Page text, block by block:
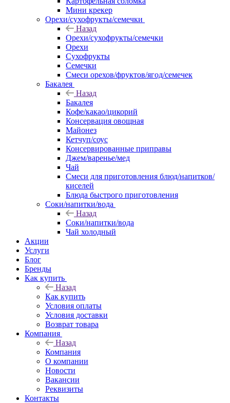
Мини крекер
Орехи/сухофрукты/семечки
Назад
Орехи/сухофрукты/семечки
Орехи
Сухофрукты
Семечки
Смеси орехов/фруктов/ягод/семечек
Бакалея
Назад
Бакалея
Кофе/какао/цикорий
Консервация овощная
Майонез
Кетчуп/соус
Консервированные приправы
Джем/варенье/мед
Чай
Смеси для приготовления блюд/напитков/
киселей
Блюда быстрого приготовления
Соки/напитки/вода
Назад
Соки/напитки/вода
Чай холодный
Акции
Услуги
Блог
Бренды
Как купить
Назад
Как купить
Условия оплаты
Условия доставки
Возврат товара
Компания
Назад
Компания
О компании
Новости
Вакансии
Реквизиты
Контакты